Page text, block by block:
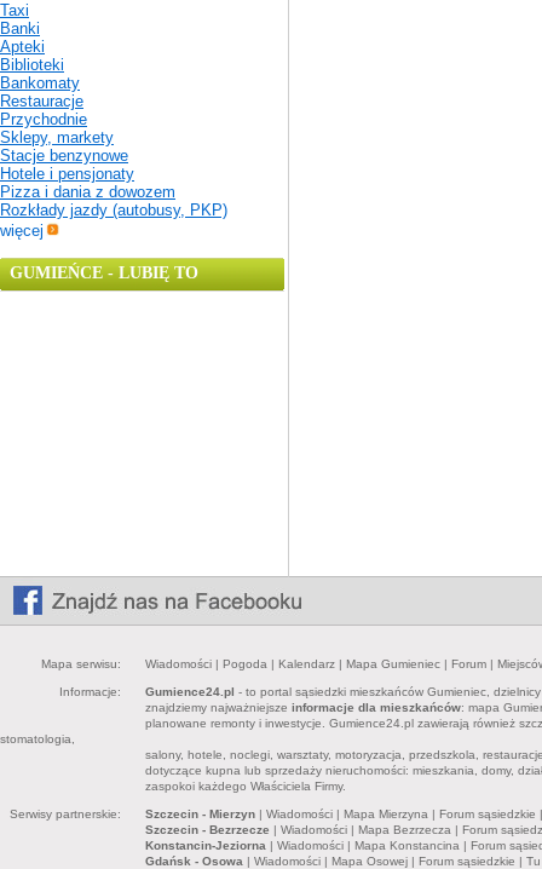
Taxi
Banki
Apteki
Biblioteki
Bankomaty
Restauracje
Przychodnie
Sklepy, markety
Stacje benzynowe
Hotele i pensjonaty
Pizza i dania z dowozem
Rozkłady jazdy (autobusy, PKP)
więcej
GUMIEŃCE - LUBIĘ TO
Mapa serwisu: Wiadomości | Pogoda | Kalendarz | Mapa Gumieniec | Forum |
Informacje: Gumience24.pl - to portal sąsiedzki mieszkańców Gumieniec,
znajdziemy najważniejsze informacje dla mieszkańców: mapa
planowane remonty i inwestycje. Gumience24.pl zawierają również
stomatologia,
salony, hotele, noclegi, warsztaty, motoryzacja, przedszkola,
dotyczące kupna lub sprzedaży nieruchomości: mieszkania, domy,
zaspokoi każdego Właściciela Firmy.
Serwisy partnerskie: Szczecin - Mierzyn | Wiadomości | Mapa Mierzyna | Forum sąsiedzkie
Szczecin - Bezrzecze | Wiadomości | Mapa Bezrzecza | Forum
Konstancin-Jeziorna | Wiadomości | Mapa Konstancina | Forum
Gdańsk - Osowa | Wiadomości | Mapa Osowej | Forum sąsiedzkie |